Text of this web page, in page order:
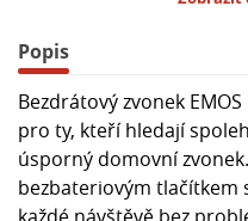
Popis
Bezdrátový zvonek
pro ty, kteří hledají
úsporný domovní
bezbateriovým tlačítkem